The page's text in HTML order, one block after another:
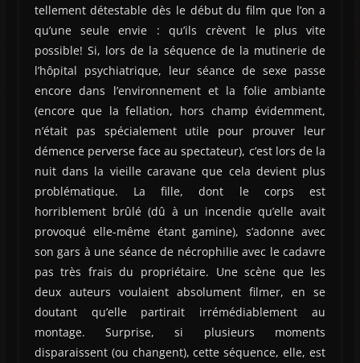
tellement détestable dès le début du film que l’on a
qu’une seule envie : qu’ils crèvent le plus vite
possible! Si, lors de la séquence de la mutinerie de
l’hôpital psychiatrique, leur séance de sexe passe
encore dans l’environnement et la folie ambiante
(encore que la fellation, hors champ évidemment,
n’était pas spécialement utile pour prouver leur
démence perverse face au spectateur), c’est lors de la
nuit dans la vieille caravane que cela devient plus
problématique. La fille, dont le corps est
horriblement brûlé (dû à un incendie qu’elle avait
provoqué elle-même étant gamine), s’adonne avec
son gars à une séance de nécrophilie avec le cadavre
pas très frais du propriétaire. Une scène que les
deux auteurs voulaient absolument filmer, en se
doutant qu’elle partirait irrémédiablement au
montage. Surprise, si plusieurs moments
disparaissent (ou changent), cette séquence, elle, est